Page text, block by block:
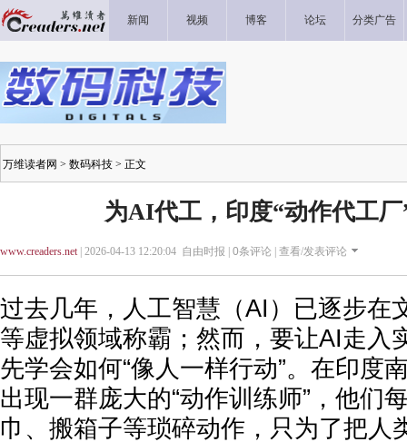
新闻 视频 博客 论坛 分类广告
万维读者网 > 数码科技 > 正文
为AI代工，印度“动作代工
www.creaders.net| 2026-04-13 12:20:04 自由时报 | 0条评论 | 查看/发表评论
过去几年，人工智慧（AI）已逐步在
等虚拟领域称霸；然而，要让AI走入
先学会如何“像人一样行动”。在印度
出现一群庞大的“动作训练师”，他们
巾、搬箱子等琐碎动作，只为了把人